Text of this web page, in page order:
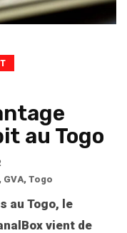
au Togo
, GVA, Togo
au Togo, le
vient de